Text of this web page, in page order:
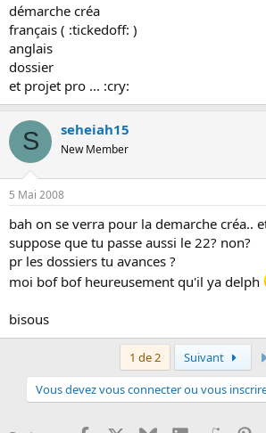
démarche créa
français ( :tickedoff: )
anglais
dossier
et projet pro ... :cry:
S seheiah15
New Member
5 Mai 2008
bah on se verra pour la demarche créa..
suppose que tu passe aussi le 22? non?
pr les dossiers tu avances ?
moi bof bof heureusement qu'il ya delph
bisous
1 de 2 Suivant
Vous devez vous connecter ou vous